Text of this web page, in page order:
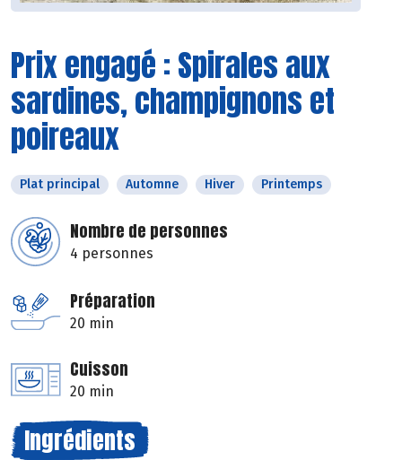
Prix engagé : Spirales aux
sardines, champignons et
poireaux
Plat principal Automne Hiver Printemps
Nombre de personnes
4 personnes
Préparation
20 min
Cuisson
20 min
Ingrédients